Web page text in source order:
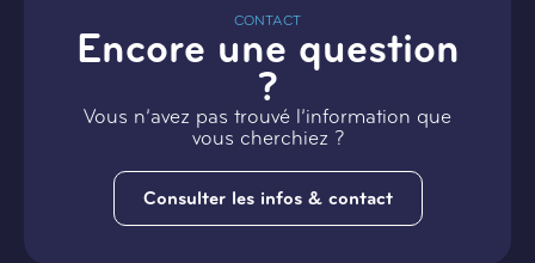
CONTACT
Encore une question
?
Vous n’avez pas trouvé l’information que
vous cherchiez ?
Consulter les infos & contact